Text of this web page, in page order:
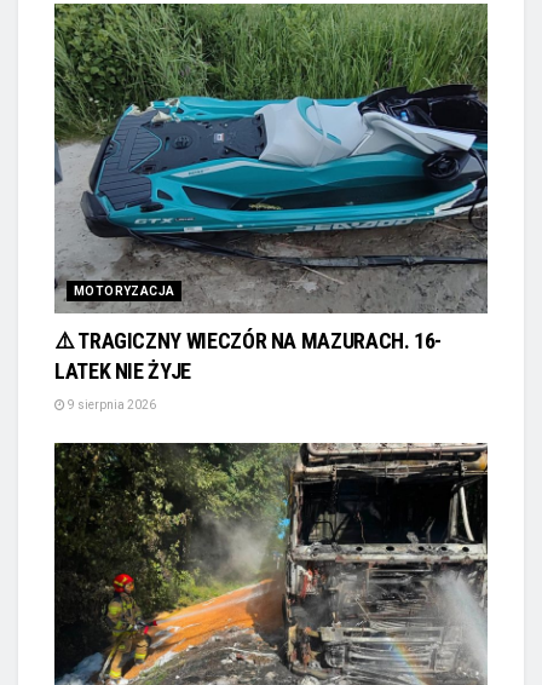
MOTORYZACJA
⚠️ TRAGICZNY WIECZÓR NA MAZURACH. 16-
LATEK NIE ŻYJE
9 sierpnia 2026